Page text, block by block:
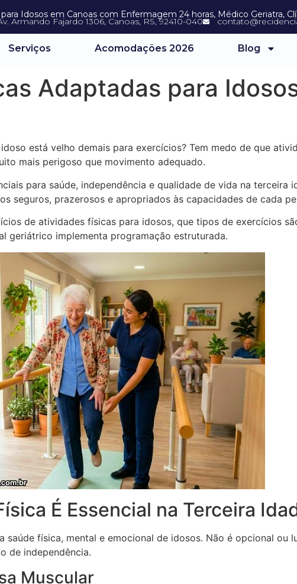
para Idosos em Canoas com Enfermagem 24 horas, Médico Geriatra,
Armando Fajardo 1306, Canoas, RS, 92410-040
Serviços Acomodações 2026 Blog
Adaptadas para
está velho demais para exercícios? Tem medo de que
mais perigoso que movimento adequado.
para saúde, independência e qualidade de vida na terceira
seguros, prazerosos e apropriados às capacidades de cada
de atividades físicas para idosos, que tipos de exercícios
geriátrico implementa programação estruturada.
É Essencial na Terceira
física, mental e emocional de idosos. Não é opcional ou
de independência.
Muscular